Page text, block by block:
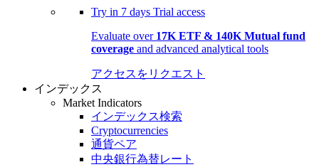
Try in 7 days Trial access
Evaluate over 17K ETF & 140K Mutual fund
coverage and advanced analytical tools
アクセスをリクエスト
インデックス
Market Indicators
インデックス検索
Cryptocurrencies
通貨ペア
中央銀行為替レート